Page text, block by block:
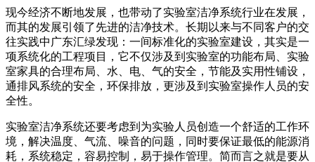
现今经济不断地发展，也带动了实验室洁净系统行业在发展，
而其的发展引领了先进的洁净技术。长期以来与不同客户的交
往实践中广东汇绿发现：一间标准化的实验室建设，其实是一
项系统化的工程项目，它不仅涉及到实验室的功能布局、实验
室家具的合理布局、水、电、气的安全，节能及实用性铺设，
通排风系统的安全，环保排放，更涉及到实验室操作人员的安
全性。
实验室洁净系统还要考虑到为实验人员创造一个舒适的工作环
境，解决温度、气流、噪音的问题，同时要保证最低的能源消
耗，系统稳定，容易控制，易于操作管理。简而言之就是要从